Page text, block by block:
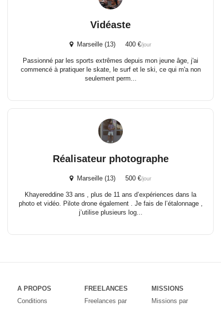
Vidéaste
Marseille (13) 400 €/jour
Passionné par les sports extrêmes depuis mon jeune âge, j'ai
commencé à pratiquer le skate, le surf et le ski, ce qui m'a non
seulement perm...
Réalisateur photographe
Marseille (13) 500 €/jour
Khayereddine 33 ans , plus de 11 ans d’expériences dans la
photo et vidéo. Pilote drone également . Je fais de l’étalonnage ,
j’utilise plusieurs log...
A PROPOS
Conditions
FREELANCES
Freelances par
MISSIONS
Missions par